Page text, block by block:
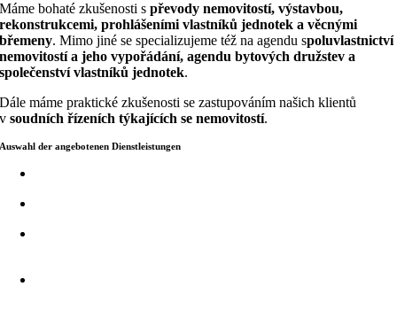
Máme bohaté zkušenosti spřevody nemovitostí, výstavbou,
rekonstrukcemi, prohlášeními vlastníků jednotek a věcnými
břemeny. Mimo jiné se specializujeme též na agendu spoluvlastnictví
nemovitostí a jeho vypořádání, agendu bytových družstev a
společenství vlastníků jednotek.
Dále máme praktické zkušenosti se zastupováním našich klientů
vsoudních řízeních týkajících se nemovitostí.
Auswahl der angebotenen Dienstleistungen